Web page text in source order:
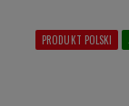
PRODUKT POLSKI